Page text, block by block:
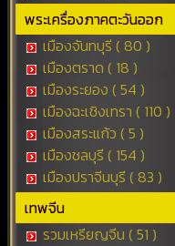
พระเครื่องภาคตะวันออก
เมืองจันทบุรี ( 80 )
เมืองตราด ( 18 )
เมืองระยอง ( 54 )
เมืองฉะเชิงเทรา ( 110 )
เมืองสระแก้ว ( 5 )
เมืองชลบุรี ( 154 )
เมืองปราจีนบุรี ( 83 )
เทพจีน
รวมเหรียญจีน ( 51 )